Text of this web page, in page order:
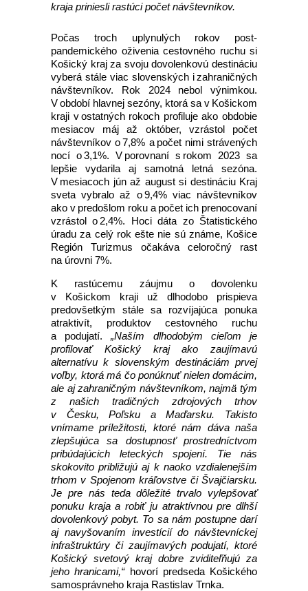
kraja priniesli rastúci počet návštevníkov.
Počas troch uplynulých rokov post-
pandemického oživenia cestovného ruchu si
Košický kraj za svoju dovolenkovú destináciu
vyberá stále viac slovenských i zahraničných
návštevníkov. Rok 2024 nebol výnimkou.
V období hlavnej sezóny, ktorá sa v Košickom
kraji v ostatných rokoch profiluje ako obdobie
mesiacov máj až október, vzrástol počet
návštevníkov o 7,8% a počet nimi strávených
nocí o 3,1%. V porovnaní s rokom 2023 sa
lepšie vydarila aj samotná letná sezóna.
V mesiacoch jún až august si destináciu Kraj
sveta vybralo až o 9,4% viac návštevníkov
ako v predošlom roku a počet ich prenocovaní
vzrástol o 2,4%. Hoci dáta zo Štatistického
úradu za celý rok ešte nie sú známe, Košice
Región Turizmus očakáva celoročný rast
na úrovni 7%.
K rastúcemu záujmu o dovolenku
v Košickom kraji už dlhodobo prispieva
predovšetkým stále sa rozvíjajúca ponuka
atraktivít, produktov cestovného ruchu
a podujatí.„Naším dlhodobým cieľom je
profilovať Košický kraj ako zaujímavú
alternatívu k slovenským destináciám prvej
voľby, ktorá má čo ponúknuť nielen domácim,
ale aj zahraničným návštevníkom, najmä tým
z našich tradičných zdrojových trhov
v Česku, Poľsku a Maďarsku. Takisto
vnímame príležitosti, ktoré nám dáva naša
zlepšujúca sa dostupnosť prostredníctvom
pribúdajúcich leteckých spojení. Tie nás
skokovito približujú aj k naoko vzdialenejším
trhom v Spojenom kráľovstve či Švajčiarsku.
Je pre nás teda dôležité trvalo vylepšovať
ponuku kraja a robiť ju atraktívnou pre dlhší
dovolenkový pobyt. To sa nám postupne darí
aj navyšovaním investícií do návštevníckej
infraštruktúry či zaujímavých podujatí, ktoré
Košický svetový kraj dobre zviditeľňujú za
jeho hranicami,“hovorí predseda Košického
samosprávneho kraja Rastislav Trnka.